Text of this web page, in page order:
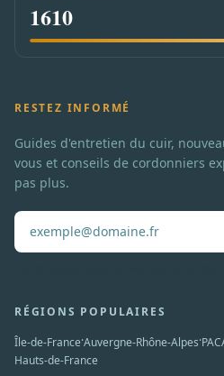
1610
RESTEZ INFORMÉ
Guides d'entretien du cuir,
vous et conseils de cordonniers
pas plus.
RÉGIONS POPULAIRES
Île-de-France·Auvergne-Rhône-Alpes·
Hauts-de-France